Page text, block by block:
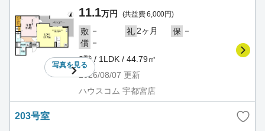
写真を見る
11.1万円 (共益費 6,000円)
敷 － 礼 2ヶ月 保 －
償 －
2階 / 1LDK / 44.79㎡
2026/08/07 更新
ハウスコム 宇都宮店
203号室